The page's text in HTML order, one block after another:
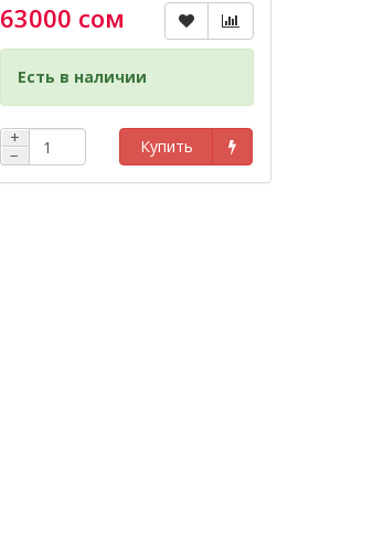
63000 сом
Есть в наличии
+
−
Купить